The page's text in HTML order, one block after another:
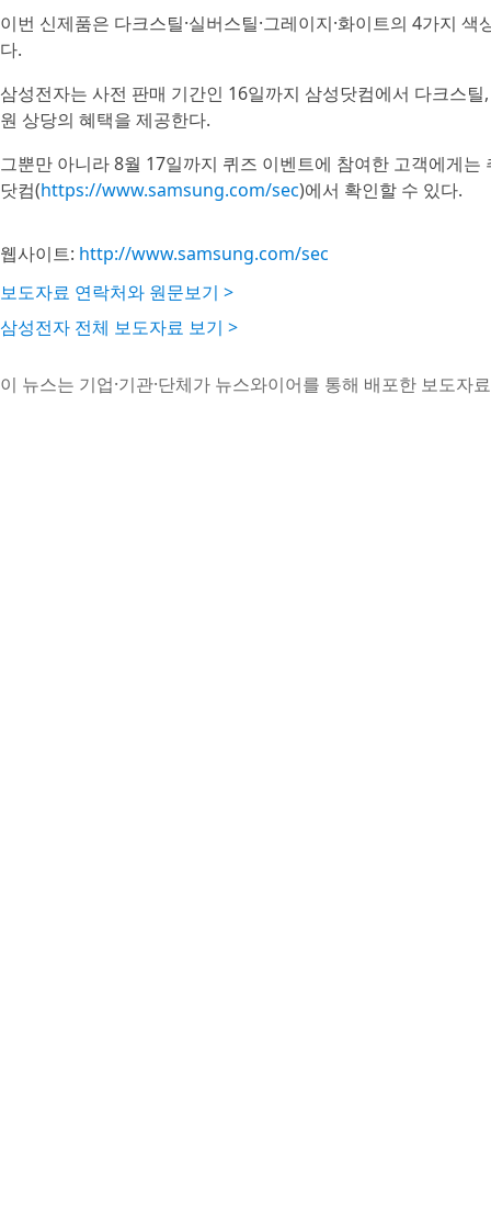
이번 신제품은 다크스틸·실버스틸·그레이지·화이트의 4가지
다.
삼성전자는 사전 판매 기간인 16일까지 삼성닷컴에서 다크스
원 상당의 혜택을 제공한다.
그뿐만 아니라 8월 17일까지 퀴즈 이벤트에 참여한 고객에게
닷컴(https://www.samsung.com/sec)에서 확인할 수 있다.
웹사이트: http://www.samsung.com/sec
보도자료 연락처와 원문보기 >
삼성전자 전체 보도자료 보기 >
이 뉴스는 기업·기관·단체가 뉴스와이어를 통해 배포한 보도자